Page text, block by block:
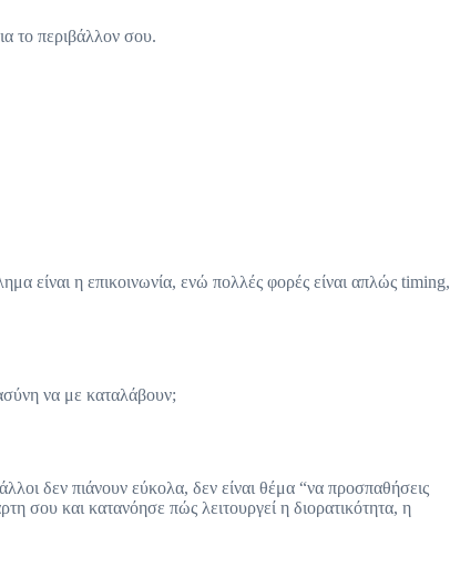
το περιβάλλον σου.
είναι η επικοινωνία, ενώ πολλές φορές είναι απλώς timing,
να με καταλάβουν;
δεν πιάνουν εύκολα, δεν είναι θέμα “να προσπαθήσεις
σου και κατανόησε πώς λειτουργεί η διορατικότητα, η